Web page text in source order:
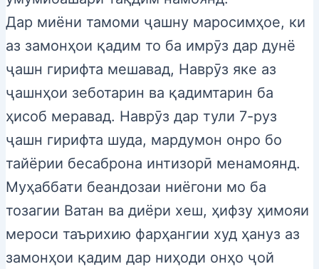
Дар миёни тамоми ҷашну маросимҳое, ки
аз замонҳои қадим то ба имрӯз дар дунё
ҷашн гирифта мешавад, Наврӯз яке аз
ҷашнҳои зеботарин ва қадимтарин ба
ҳисоб меравад. Наврӯз дар тули 7-руз
ҷашн гирифта шуда, мардумон онро бо
тайёрии бесаброна интизорӣ менамоянд.
Муҳаббати беандозаи ниёгони мо ба
тозагии Ватан ва диёри хеш, ҳифзу ҳимояи
мероси таърихию фарҳангии худ ҳануз аз
замонҳои қадим дар ниҳоди онҳо ҷой